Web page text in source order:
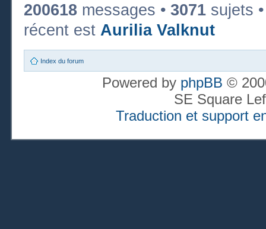
200618 messages • 3071 sujets
récent est Aurilia Valknut
Index du forum
Powered by phpBB ©
SE Square
Traduction et support